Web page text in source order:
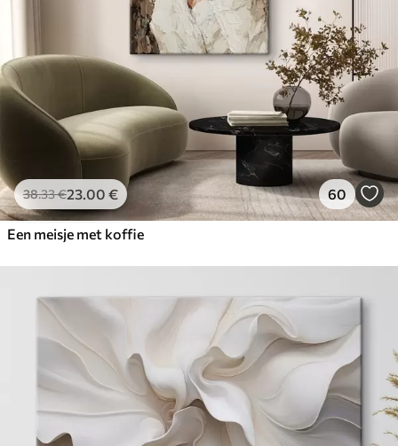
38.33€23.00 € 60
Een meisje met koffie